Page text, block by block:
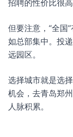
招聘的性价比很高
但要注意，“全国
如总部集中。投
远园区。
选择城市就是选
机会，去青岛郑
人脉积累。